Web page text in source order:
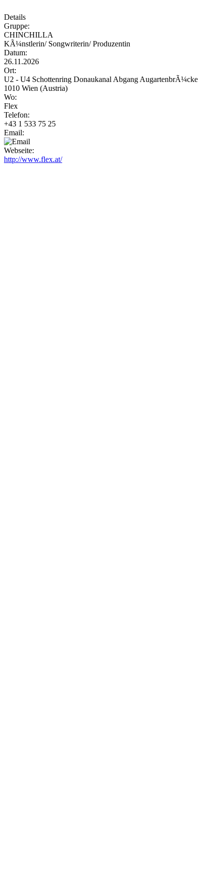
Details
Gruppe:
CHINCHILLA
KÃ¼nstlerin/ Songwriterin/ Produzentin
Datum:
26.11.2026
Ort:
U2 - U4 Schottenring Donaukanal Abgang AugartenbrÃ¼cke
1010 Wien (Austria)
Wo:
Flex
Telefon:
+43 1 533 75 25
Email:
Webseite:
http://www.flex.at/